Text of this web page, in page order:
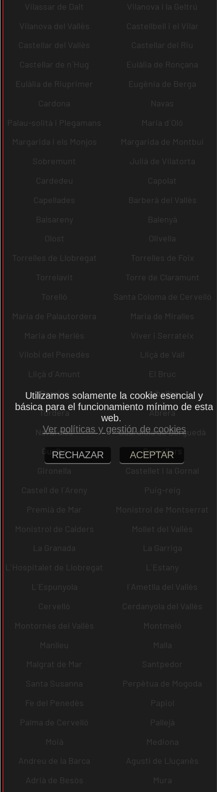
Vilassar de Dalt
Vilanova i la Geltrú
Vilanova del Vallès
Castellbell i el Vilar
Castellar del Vallès
Castellar del Riu
Castellar de n´Hug
Eulàlia de Ronçana
Eulàlia de Riuprimer
Eugènia de Berga
Cardona
Navas
Palau-solità i Plegamans
Maria d´Oló
Margarida i els Monjos
Margarida de Montbui
Sobremunt
Julià de Vilatorta
Cardedeu
Capolat
Capellades
Barberà del Vallès
Balsareny
Balenyà
Olost
Olivella
Torrelles de Llobregat
Torrelles de Foix
Torrelavit
Torre de Claramunt
Torelló
Santa Coloma de Cervelló
Maria de Palautordera
Maria de Miralles
Maria de Merlès
Viver i Serrateix
Vilobí del Penedès
Lliçà de Vall
Lliçà d´Amunt
El Bruc
Dosrius
Cubelles
Tordera
Abrera
Navarcles
Guardiola de Berguedà
Gualba
Granollers
Gironella
Castellet i la Gornal
Castell de l´Areny
Puig-reig
Premià de Mar
Monistrol de Montserrat
Monistrol de Calders
Mollet del Vallès
La Granada
La Garriga
L´Hospitalet de Llobregat
L´Estany
L´Espunyola
l´Ametlla del Vallès
Cervelló
Cerdanyola del Vallès
Montornès del Vallès
Montmeló
Manlleu
Malla
Malgrat de Mar
Santpedor
Santa Susanna
Perpètua de Mogoda
Fe del Penedès
Papiol
Palma de Cervelló
Pallejà
Moià
Mediona
Andreu de la Barca
Agustí de Lluçanès
Adrià de Besòs
Mura
Utilizamos solamente la cookie esencial y
básica para el funcionamiento mínimo de esta
web.
Ver políticas y gestión de cookies
RECHAZAR ACEPTAR